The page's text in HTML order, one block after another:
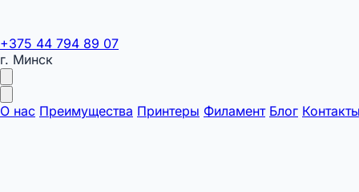
+375 44 794 89 07
г. Минск
О нас Преимущества Принтеры Филамент Блог